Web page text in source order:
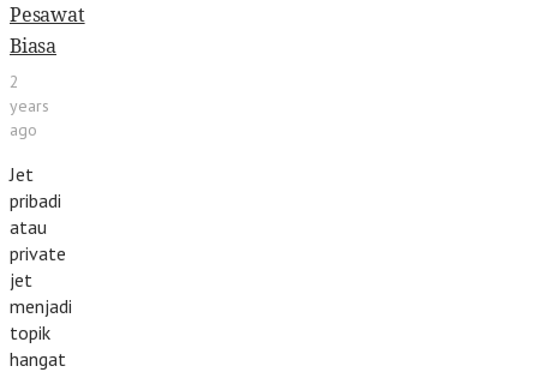
Pesawat
Biasa
2
years
ago
Jet
pribadi
atau
private
jet
menjadi
topik
hangat